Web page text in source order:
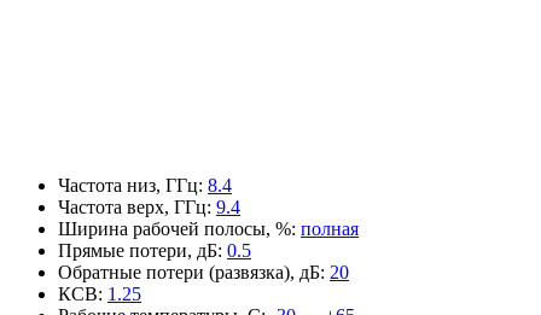
Частота низ, ГГц: 8.4
Частота верх, ГГц: 9.4
Ширина рабочей полосы, %: полная
Прямые потери, дБ: 0.5
Обратные потери (развязка), дБ: 20
КСВ: 1.25